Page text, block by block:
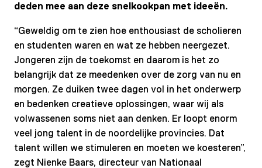
deden mee aan deze snelkookpan met ideeën.
“Geweldig om te zien hoe enthousiast de scholieren
en studenten waren en wat ze hebben neergezet.
Jongeren zijn de toekomst en daarom is het zo
belangrijk dat ze meedenken over de zorg van nu en
morgen. Ze duiken twee dagen vol in het onderwerp
en bedenken creatieve oplossingen, waar wij als
volwassenen soms niet aan denken. Er loopt enorm
veel jong talent in de noordelijke provincies. Dat
talent willen we stimuleren en moeten we koesteren”,
zegt Nienke Baars, directeur van Nationaal